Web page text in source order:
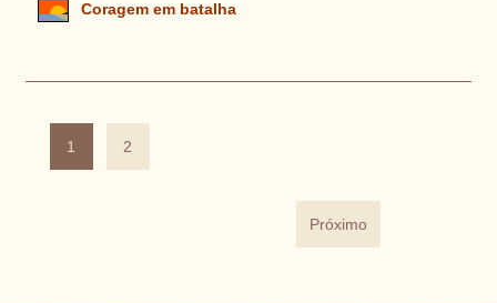
Coragem em batalha
1 2
Próximo